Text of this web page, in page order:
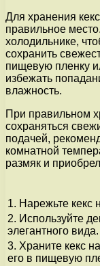
Для хранения
правильное
холодильнике,
сохранить
пищевую пленку
избежать
влажность.
При правильном
сохраняться
подачей,
комнатной
размяк и
1. Нарежьте кекс
2. Используйте
элегантного вида.
3. Храните кекс
его в пищевую